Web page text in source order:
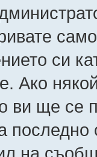
си
Ако
ви ще се
на